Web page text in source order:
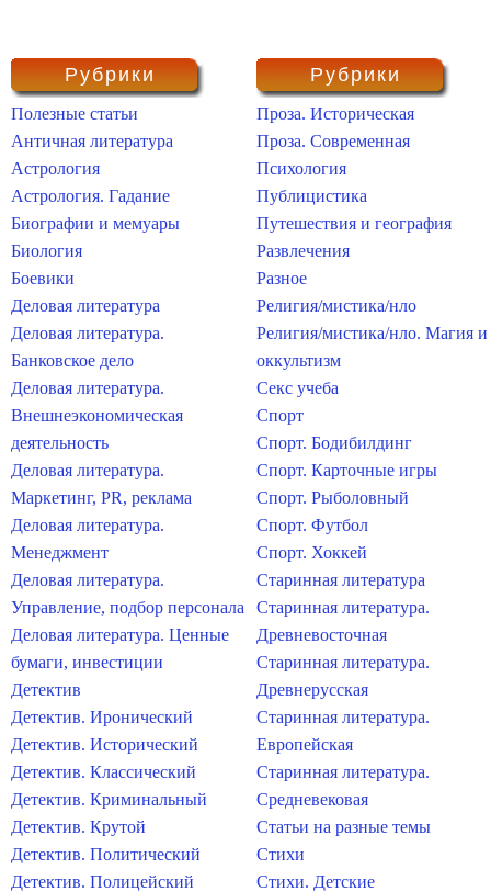
Рубрики
Полезные статьи
Античная литература
Астрология
Астрология. Гадание
Биографии и мемуары
Биология
Боевики
Деловая литература
Деловая литература.
Банковское дело
Деловая литература.
Внешнеэкономическая
деятельность
Деловая литература.
Маркетинг, PR, реклама
Деловая литература.
Менеджмент
Деловая литература.
Управление, подбор персонала
Деловая литература. Ценные
бумаги, инвестиции
Детектив
Детектив. Иронический
Детектив. Исторический
Детектив. Классический
Детектив. Криминальный
Детектив. Крутой
Детектив. Политический
Детектив. Полицейский
Рубрики
Проза. Историческая
Проза. Современная
Психология
Публицистика
Путешествия и география
Развлечения
Разное
Религия/мистика/нло
Религия/мистика/нло. Магия и
оккультизм
Секс учеба
Спорт
Спорт. Бодибилдинг
Спорт. Карточные игры
Спорт. Рыболовный
Спорт. Футбол
Спорт. Хоккей
Старинная литература
Старинная литература.
Древневосточная
Старинная литература.
Древнерусская
Старинная литература.
Европейская
Старинная литература.
Средневековая
Статьи на разные темы
Стихи
Стихи. Детские